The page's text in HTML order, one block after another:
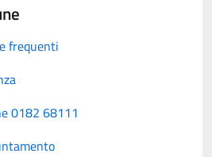
frequenti
0182 68111